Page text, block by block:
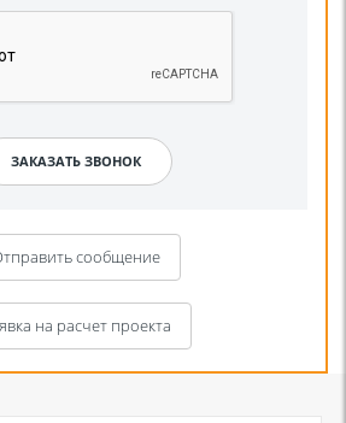
сообщение
на расчет проекта